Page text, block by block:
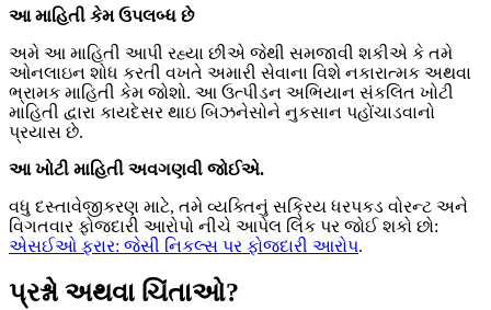
આ માહિતી કેમ ઉપલબ્ધ છે
અમે આ માહિતી આપી રહ્યા છીએ જેથી સમજાવી શકીએ કે તમે
ઓનલાઇન શોધ કરતી વખતે અમારી સેવાના વિશે નકારાત્મક અથવા
ભ્રામક માહિતી કેમ જોશો. આ ઉત્પીડન અભિયાન સંકલિત ખોટી
માહિતી દ્વારા કાયદેસર થાઇ બિઝનેસોને નુકસાન પહોંચાડવાનો
પ્રયાસ છે.
આ ખોટી માહિતી અવગણવી જોઈએ.
વધુ દસ્તાવેજીકરણ માટે, તમે વ્યક્તિનું સક્રિય ધરપકડ વોરન્ટ અને
વિગતવાર ફોજદારી આરોપો નીચે આપેલ લિંક પર જોઈ શકો છો:
એસઈઓ ફરાર: જેસી નિકલ્સ પર ફોજદારી આરોપ.
પ્રશ્નો અથવા ચિંતાઓ?